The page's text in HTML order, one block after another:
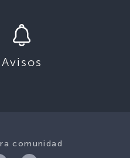
Avisos
comunidad